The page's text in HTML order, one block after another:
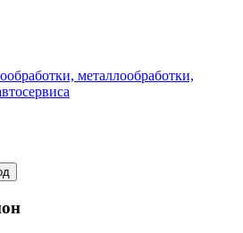
металлообработки,